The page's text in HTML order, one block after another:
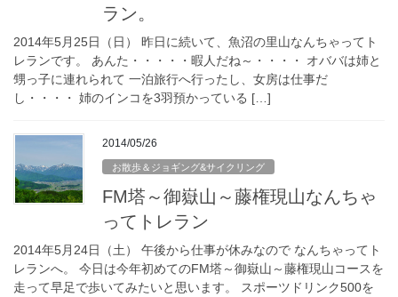
ラン。
2014年5月25日（日） 昨日に続いて、魚沼の里山なんちゃってト
レランです。 あんた・・・・・暇人だね～・・・・ オババは姉と
甥っ子に連れられて 一泊旅行へ行ったし、女房は仕事だ
し・・・・ 姉のインコを3羽預かっている […]
2014/05/26
お散歩＆ジョギング&サイクリング
FM塔～御嶽山～藤権現山なんちゃ
ってトレラン
2014年5月24日（土） 午後から仕事が休みなので なんちゃってト
レランへ。 今日は今年初めてのFM塔～御嶽山～藤権現山コースを
走って早足で歩いてみたいと思います。 スポーツドリンク500を